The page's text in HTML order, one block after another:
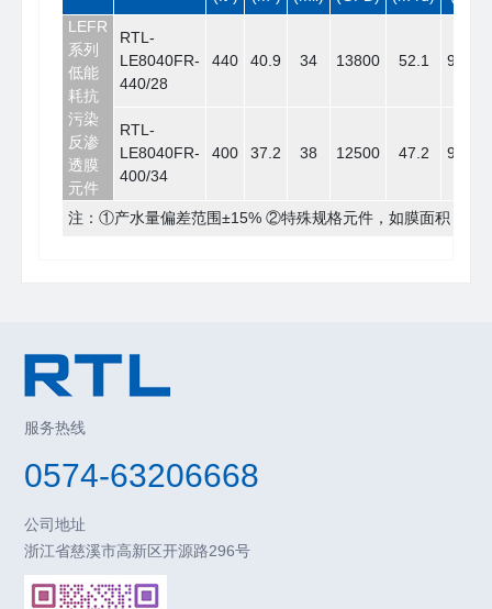
LEFR
系列
低能
耗抗
污染
反渗
透膜
元件
RTL-
LE8040FR-
440/28
440 40.9 34 13800 52.1 99.3
RTL-
LE8040FR-
400/34
400 37.2 38 12500 47.2 99.3
注：①产水量偏差范围±15% ②特殊规格元件，如膜面积，流
服务热线
0574-63206668
公司地址
浙江省慈溪市高新区开源路296号